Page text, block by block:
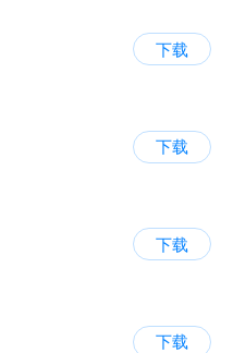
下载
下载
下载
下载